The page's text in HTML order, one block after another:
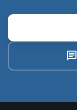
chat